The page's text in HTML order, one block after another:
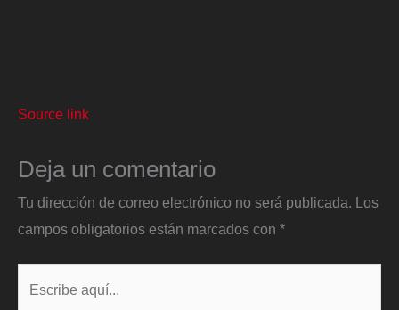
Source link
Deja un comentario
Tu dirección de correo electrónico no será publicada. Los
campos obligatorios están marcados con *